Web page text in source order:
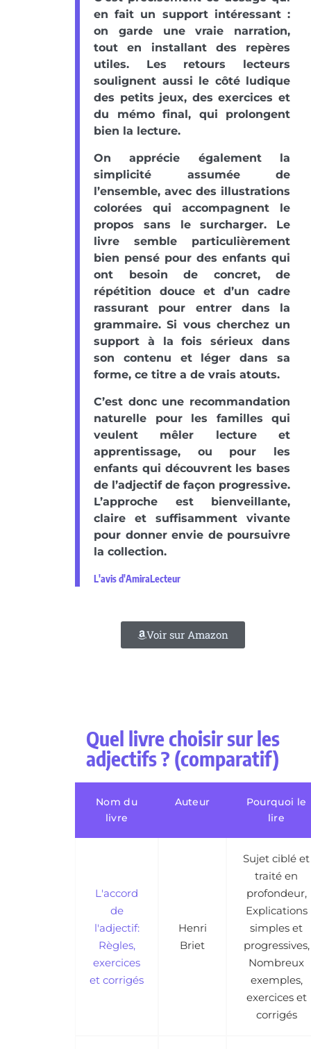
en fait un support intéressant :
on garde une vraie narration,
tout en installant des repères
utiles. Les retours lecteurs
soulignent aussi le côté ludique
des petits jeux, des exercices et
du mémo final, qui prolongent
bien la lecture.
On apprécie également la
simplicité assumée de
l’ensemble, avec des illustrations
colorées qui accompagnent le
propos sans le surcharger. Le
livre semble particulièrement
bien pensé pour des enfants qui
ont besoin de concret, de
répétition douce et d’un cadre
rassurant pour entrer dans la
grammaire. Si vous cherchez un
support à la fois sérieux dans
son contenu et léger dans sa
forme, ce titre a de vrais atouts.
C’est donc une recommandation
naturelle pour les familles qui
veulent mêler lecture et
apprentissage, ou pour les
enfants qui découvrent les bases
de l’adjectif de façon progressive.
L’approche est bienveillante,
claire et suffisamment vivante
pour donner envie de poursuivre
la collection.
L'avis d'AmiraLecteur
Voir sur Amazon
Quel livre choisir sur les
adjectifs ? (comparatif)
Nom du
livre
Auteur
Pourquoi le
lire
L'accord
de
l'adjectif:
Règles,
exercices
et corrigés
Henri
Briet
Sujet ciblé et
traité en
profondeur,
Explications
simples et
progressives,
Nombreux
exemples,
exercices et
corrigés